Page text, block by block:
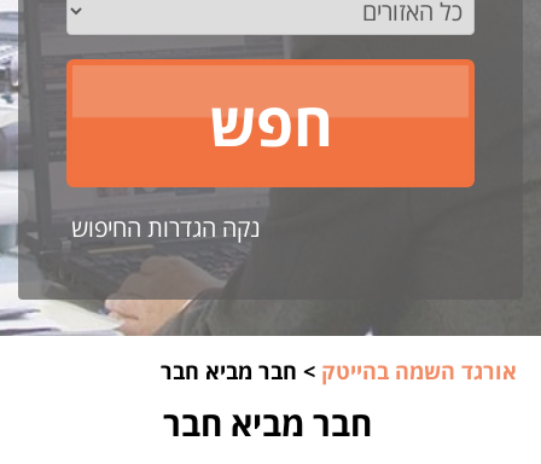
נקה הגדרות החיפוש
אורגד השמה בהייטק > חבר מביא חבר
חבר מביא חבר